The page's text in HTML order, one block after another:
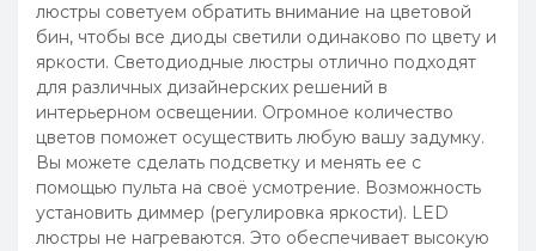
люстры советуем обратить внимание на цветовой
бин, чтобы все диоды светили одинаково по цвету и
яркости. Светодиодные люстры отлично подходят
для различных дизайнерских решений в
интерьерном освещении. Огромное количество
цветов поможет осуществить любую вашу задумку.
Вы можете сделать подсветку и менять ее с
помощью пульта на своё усмотрение. Возможность
установить диммер (регулировка яркости). LED
люстры не нагреваются. Это обеспечивает высокую